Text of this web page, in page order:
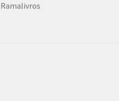
Ramalivros